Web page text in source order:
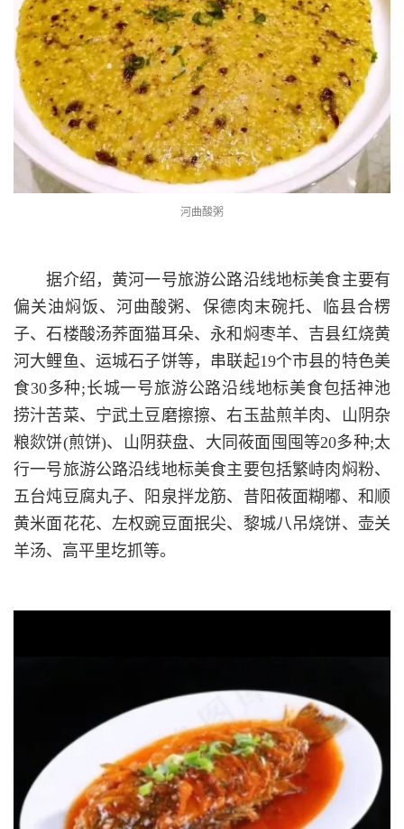
河曲酸粥
据介绍，黄河一号旅游公路沿线地标美食主要有
偏关油焖饭、河曲酸粥、保德肉末碗托、临县合楞
子、石楼酸汤荞面猫耳朵、永和焖枣羊、吉县红烧黄
河大鲤鱼、运城石子饼等，串联起19个市县的特色美
食30多种;长城一号旅游公路沿线地标美食包括神池
捞汁苦菜、宁武土豆磨擦擦、右玉盐煎羊肉、山阴杂
粮欻饼(煎饼)、山阴获盘、大同莜面囤囤等20多种;太
行一号旅游公路沿线地标美食主要包括繁峙肉焖粉、
五台炖豆腐丸子、阳泉拌龙筋、昔阳莜面糊嘟、和顺
黄米面花花、左权豌豆面抿尖、黎城八吊烧饼、壶关
羊汤、高平里圪抓等。